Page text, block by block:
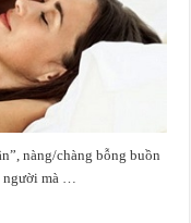
nàng/chàng bỗng buồn
mà …